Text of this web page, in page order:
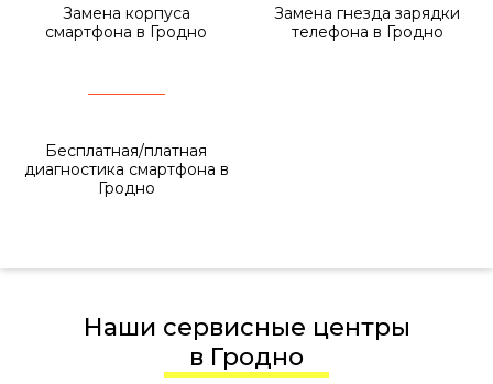
Замена корпуса
смартфона в Гродно
Замена гнезда зарядки
телефона в Гродно
Бесплатная/платная
диагностика смартфона в
Гродно
Наши сервисные центры
в Гродно